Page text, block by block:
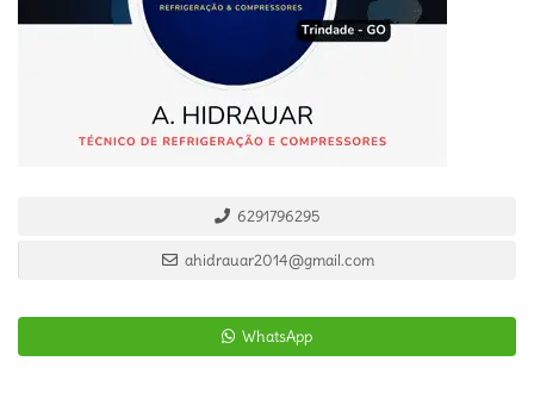
6291796295
ahidrauar2014@gmail.com
WhatsApp